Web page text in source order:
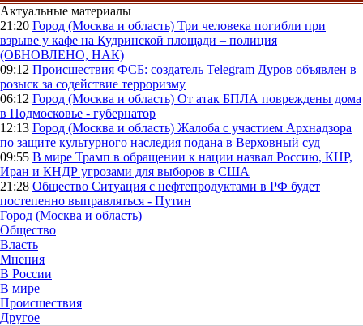
Актуальные материалы
21:20 Город (Москва и область) Три человека погибли при
взрыве у кафе на Кудринской площади – полиция
(ОБНОВЛЕНО, НАК)
09:12 Происшествия ФСБ: создатель Telegram Дуров объявлен в
розыск за содействие терроризму
06:12 Город (Москва и область) От атак БПЛА повреждены дома
в Подмосковье - губернатор
12:13 Город (Москва и область) Жалоба с участием Архнадзора
по защите культурного наследия подана в Верховный суд
09:55 В мире Трамп в обращении к нации назвал Россию, КНР,
Иран и КНДР угрозами для выборов в США
21:28 Общество Ситуация с нефтепродуктами в РФ будет
постепенно выправляться - Путин
Город (Москва и область)
Общество
Власть
Мнения
В России
В мире
Происшествия
Другое